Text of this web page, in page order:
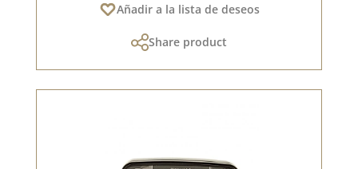
Añadir a la lista de deseos
Share product